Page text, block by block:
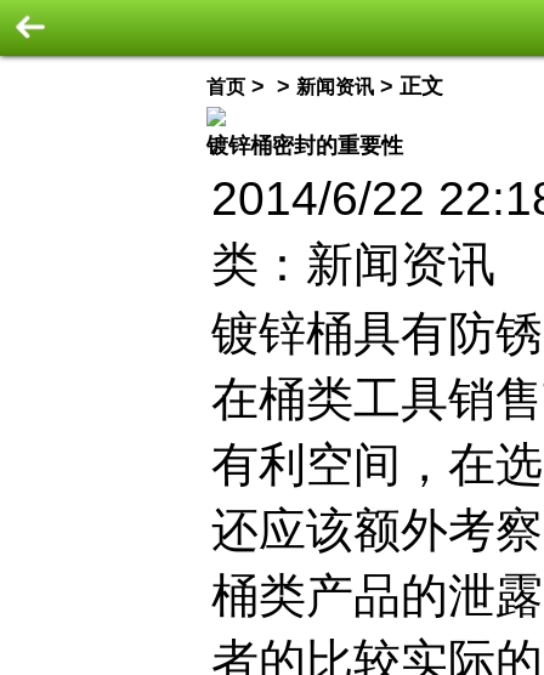
首页 > > 新闻资讯 > 正文
镀锌桶密封的重要性
2014/6/22
类：新闻资讯
镀锌桶具有防
在桶类工具销
有利空间，在
还应该额外考
桶类产品的泄
者的比较实际